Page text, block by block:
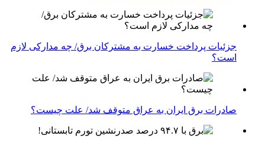
جزئیات پرداخت خسارت به مشترکان برق/ چه مدارکی لازم
است؟
صادرات برق ایران به عراق متوقف شد/ علت چیست؟